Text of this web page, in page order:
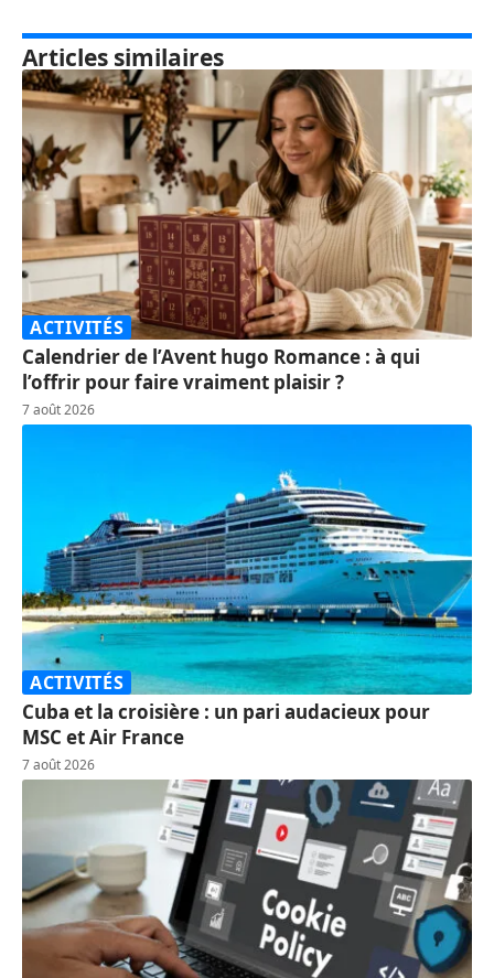
Articles similaires
ACTIVITÉS
Calendrier de l’Avent hugo Romance : à qui
l’offrir pour faire vraiment plaisir ?
7 août 2026
ACTIVITÉS
Cuba et la croisière : un pari audacieux pour
MSC et Air France
7 août 2026